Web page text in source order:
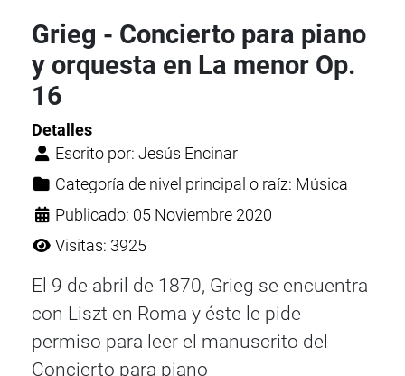
Grieg - Concierto para piano
y orquesta en La menor Op.
16
Detalles
Escrito por:Jesús Encinar
Categoría de nivel principal o raíz: Música
Publicado: 05 Noviembre 2020
Visitas: 3925
El 9 de abril de 1870, Grieg se encuentra
con Liszt en Roma y éste le pide
permiso para leer el manuscrito del
Concierto para piano